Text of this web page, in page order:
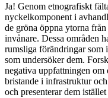
Ja! Genom etnografiskt
nyckelkomponent i
de gröna öppna ytorna
invånare. Dessa områden
rumsliga förändringar som
som undersöker dem.
negativa uppfattningen om
bristande i infrastruktur
och presenterar dem